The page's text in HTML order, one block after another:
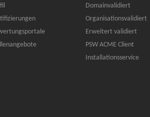
Domainvalidiert
Organisationsvalidiert
Erweitert validiert
PSW ACME Client
Installationsservice